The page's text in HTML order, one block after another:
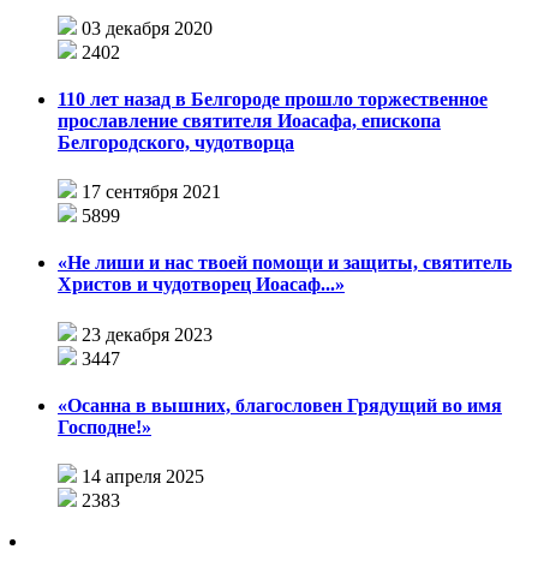
03 декабря 2020
2402
110 лет назад в Белгороде прошло торжественное
прославление святителя Иоасафа, епископа
Белгородского, чудотворца
17 сентября 2021
5899
«Не лиши и нас твоей помощи и защиты, святитель
Христов и чудотворец Иоасаф...»
23 декабря 2023
3447
«Осанна в вышних, благословен Грядущий во имя
Господне!»
14 апреля 2025
2383